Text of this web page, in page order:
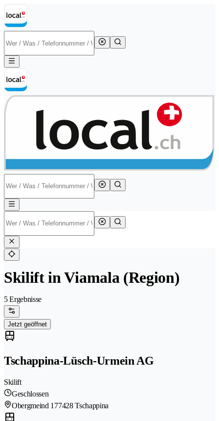
Skilift in Viamala (Region)
5 Ergebnisse
Jetzt geöffnet
Tschappina-Lüsch-Urmein AG
Skilift
Geschlossen
Obergmeind 177428 Tschappina